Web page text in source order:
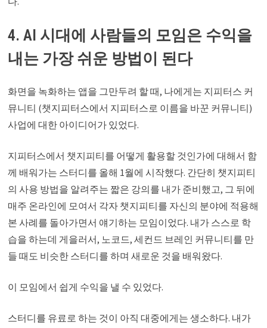
4. AI 시대에 사람들의 모임은 수익을
내는 가장 쉬운 방법이 된다
화면을 녹화하는 앱을 그만두려 할 때, 나에게는 지피터스 커
뮤니티 (챗지피터스에서 지피터스로 이름을 바꾼 커뮤니티)
사업에 대한 아이디어가 있었다.
지피터스에서 챗지피티를 어떻게 활용할 것인가에 대해서 함
께 배워가는 스터디를 올해 1월에 시작했다. 간단히 챗지피티
의 사용 방법을 알려주는 짧은 강의를 내가 준비했고, 그 뒤에
매주 온라인에 모여서 각자 챗지피티를 자신의 분야에 적용해
본 사례를 돌아가면서 얘기하는 모임이었다. 내가 스스로 학
습을 하는데 게을러서, 노코드, 세컨드 브레인 커뮤니티를 만
들 때도 비슷한 스터디를 하며 새로운 것을 배워왔다.
이 모임에서 쉽게 수익을 낼 수 있었다.
스터디를 유료로 하는 것이 아직 대중에게는 생소하다. 내가